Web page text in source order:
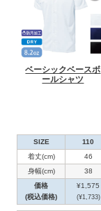
ベーシックベースボ
ールシャツ
SIZE 110
着丈(cm)
46
身幅(cm)
38
価格
(税込価格)
¥1,575
(¥1,733)